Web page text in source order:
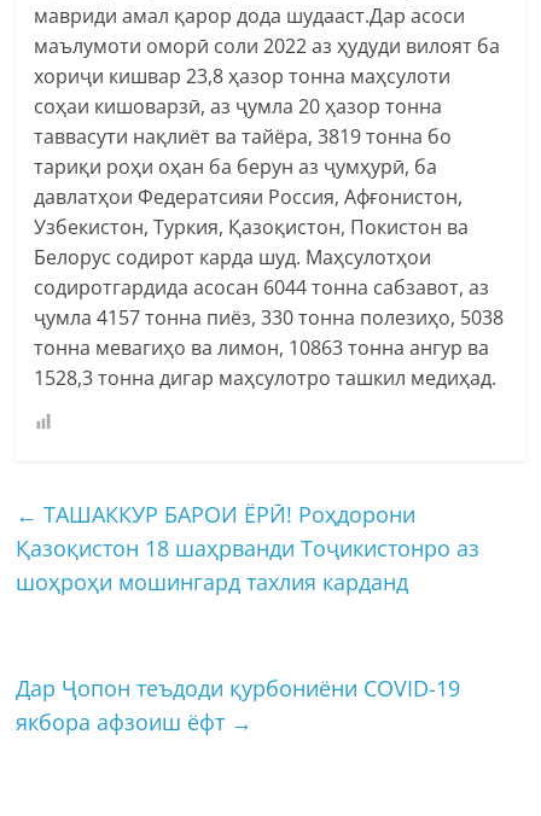
мавриди амал қарор дода шудааст.Дар асоси
маълумоти оморӣ соли 2022 аз ҳудуди вилоят ба
хориҷи кишвар 23,8 ҳазор тонна маҳсулоти
соҳаи кишоварзӣ, аз ҷумла 20 ҳазор тонна
таввасути нақлиёт ва тайёра, 3819 тонна бо
тариқи роҳи оҳан ба берун аз ҷумҳурӣ, ба
давлатҳои Федератсияи Россия, Афғонистон,
Узбекистон, Туркия, Қазоқистон, Покистон ва
Белорус содирот карда шуд.​ Маҳсулотҳои
содиротгардида асосан 6044 тонна сабзавот, аз
ҷумла 4157 тонна пиёз, 330 тонна полезиҳо, 5038
тонна мевагиҳо ва лимон, 10863 тонна ангур ва
1528,3 тонна дигар маҳсулотро ташкил медиҳад.
← ТАШАККУР БАРОИ ЁРӢ! Роҳдорони
Қазоқистон 18 шаҳрванди Тоҷикистонро аз
шоҳроҳи мошингард тахлия карданд
Дар Ҷопон теъдоди қурбониёни COVID-19
якбора афзоиш ёфт →